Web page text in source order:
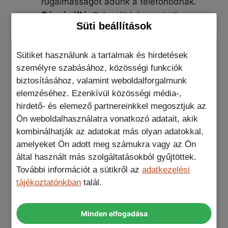
Süti beállítások
Sütiket használunk a tartalmak és hirdetések
személyre szabásához, közösségi funkciók
biztosításához, valamint weboldalforgalmunk
elemzéséhez. Ezenkívül közösségi média-,
hirdető- és elemező partnereinkkel megosztjuk az
Ön weboldalhasználatra vonatkozó adatait, akik
kombinálhatják az adatokat más olyan adatokkal,
amelyeket Ön adott meg számukra vagy az Ön
által használt más szolgáltatásokból gyűjtöttek.
További információt a sütikről azadatkezelési
tájékoztatónkban talál.
Minden elfogadása
Sárgásálló:Soha többé nem kell
aggódnod a telefontok sárgásodása
áll!
Vezeték nélküli töltés:A telefontok
használata közben is könnyedén
töltheted a telefonod.
Átlátszó design:Az esztétikai
igényeidnek is megfelel a termékünk. Az
átlátszó kialakítás a telefonod
természetes szépségét emeli ki.
telefontok
szükséged van: erő, stílus, és modern